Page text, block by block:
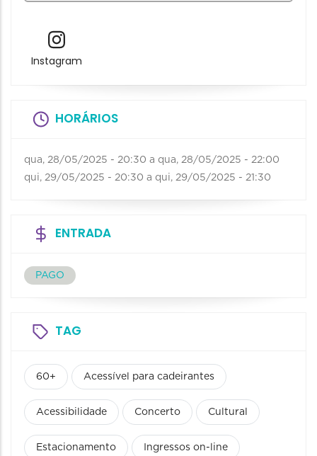
Instagram
HORÁRIOS
qua, 28/05/2025 - 20:30 a qua, 28/05/2025 - 22:00
qui, 29/05/2025 - 20:30 a qui, 29/05/2025 - 21:30
ENTRADA
PAGO
TAG
60+ Acessível para cadeirantes
Acessibilidade Concerto Cultural
Estacionamento Ingressos on-line